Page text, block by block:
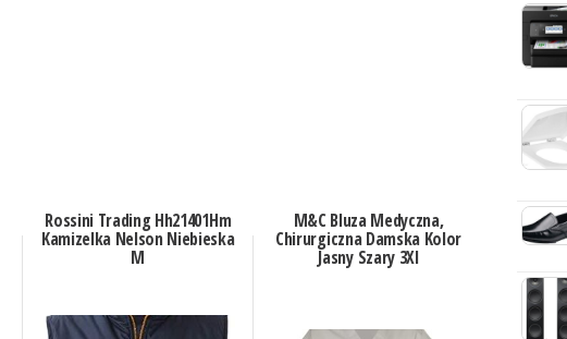
Rossini Trading Hh21401Hm
Kamizelka Nelson Niebieska
M
M&C Bluza Medyczna,
Chirurgiczna Damska Kolor
Jasny Szary 3Xl